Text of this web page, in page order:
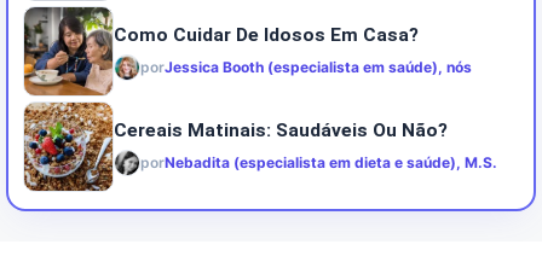
Como Cuidar De Idosos Em Casa?
porJessica Booth (especialista em saúde), nós
Cereais Matinais: Saudáveis Ou Não?
porNebadita (especialista em dieta e saúde), M.S.